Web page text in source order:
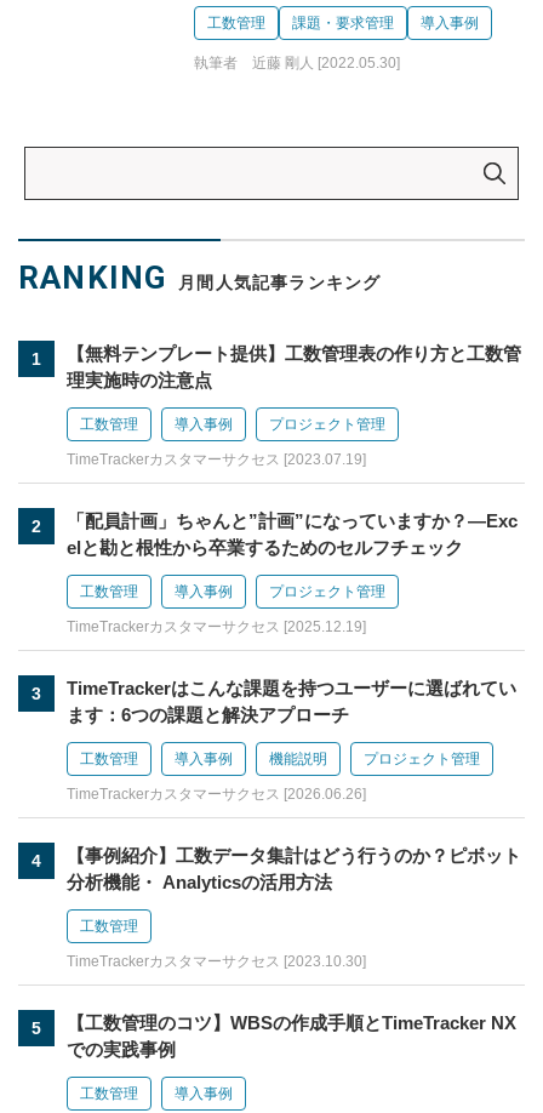
工数管理 課題・要求管理 導入事例
執筆者 近藤 剛人 [2022.05.30]
RANKING 月間人気記事ランキング
1
【無料テンプレート提供】工数管理表の作り方と工数管
理実施時の注意点
工数管理 導入事例 プロジェクト管理
TimeTrackerカスタマーサクセス [2023.07.19]
2
「配員計画」ちゃんと”計画”になっていますか？—Exc
elと勘と根性から卒業するためのセルフチェック
工数管理 導入事例 プロジェクト管理
TimeTrackerカスタマーサクセス [2025.12.19]
3
TimeTrackerはこんな課題を持つユーザーに選ばれてい
ます：6つの課題と解決アプローチ
工数管理 導入事例 機能説明 プロジェクト管理
TimeTrackerカスタマーサクセス [2026.06.26]
4
【事例紹介】工数データ集計はどう行うのか？ピボット
分析機能・ Analyticsの活用方法
工数管理
TimeTrackerカスタマーサクセス [2023.10.30]
5
【工数管理のコツ】WBSの作成手順とTimeTracker NX
での実践事例
工数管理 導入事例